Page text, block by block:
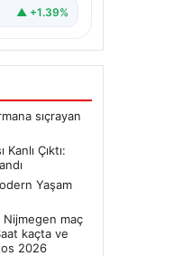
▲ +1.39%
sıçrayan
Çıktı:
Yaşam
Nijmegen maç
kaçta ve
2026